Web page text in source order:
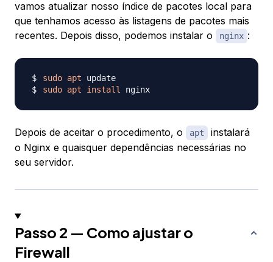
vamos atualizar nosso índice de pacotes local para
que tenhamos acesso às listagens de pacotes mais
recentes. Depois disso, podemos instalar o
nginx :
sudo apt
sudo apt install
Depois de aceitar o procedimento, o apt
instalará
o Nginx e quaisquer dependências necessárias no
seu servidor.
Passo 2 — Como ajustar o
Firewall